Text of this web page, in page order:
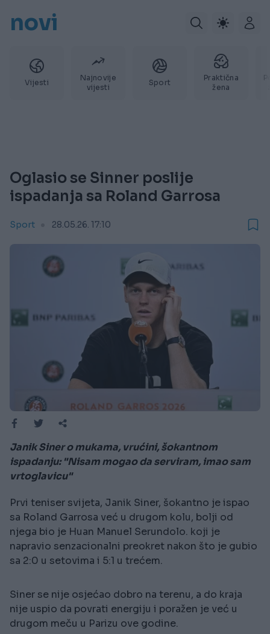
novi
Vijesti
Najnovije
vijesti
Sport
Praktična
žena
Oglasio se Sinner poslije
ispadanja sa Roland Garrosa
Sport 28.05.26. 17:10
Janik Siner o mukama, vrućini, šokantnom
ispadanju: "Nisam mogao da serviram, imao sam
vrtoglavicu"
Prvi teniser svijeta, Janik Siner, šokantno je ispao
sa Roland Garrosa već u drugom kolu, bolji od
njega bio je Huan Manuel Serundolo. koji je
napravio senzacionalni preokret nakon što je gubio
sa 2:0 u setovima i 5:1 u trećem.
Siner se nije osjećao dobro na terenu, a do kraja
nije uspio da povrati energiju i poražen je već u
drugom meču u Parizu ove godine.